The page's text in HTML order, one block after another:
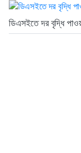
ডিএসইতে দর বৃদ্ধি